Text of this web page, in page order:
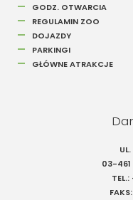
GODZ. OTWARCIA
REGULAMIN ZOO
DOJAZDY
PARKINGI
GŁÓWNE ATRAKCJE
03-461
TEL.:
FAKS: